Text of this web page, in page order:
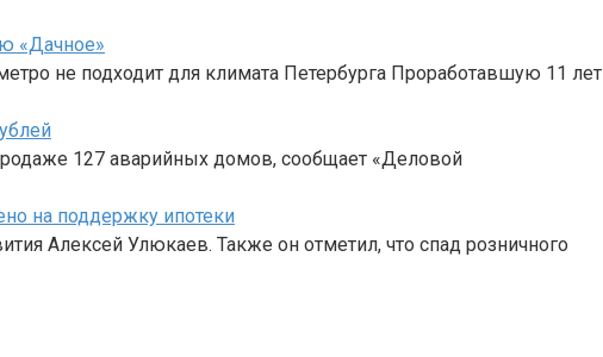
«Дачное»
не подходит для климата Петербурга Проработавшую 11 лет
127 аварийных домов, сообщает «Деловой
на поддержку ипотеки
Алексей Улюкаев. Также он отметил, что спад розничного